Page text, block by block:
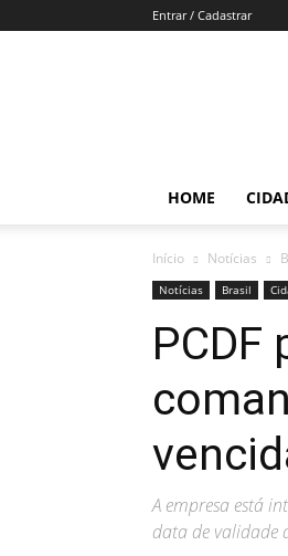
Entrar / Cadastrar
HOME
Início Notícias
Notícias Brasil
PCDF
A empresa está
data de validade